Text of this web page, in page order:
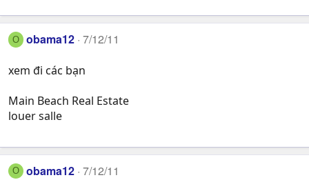
O obama12 7/12/11
xem đi các bạn
Main Beach Real Estate
louer salle
O obama12 7/12/11